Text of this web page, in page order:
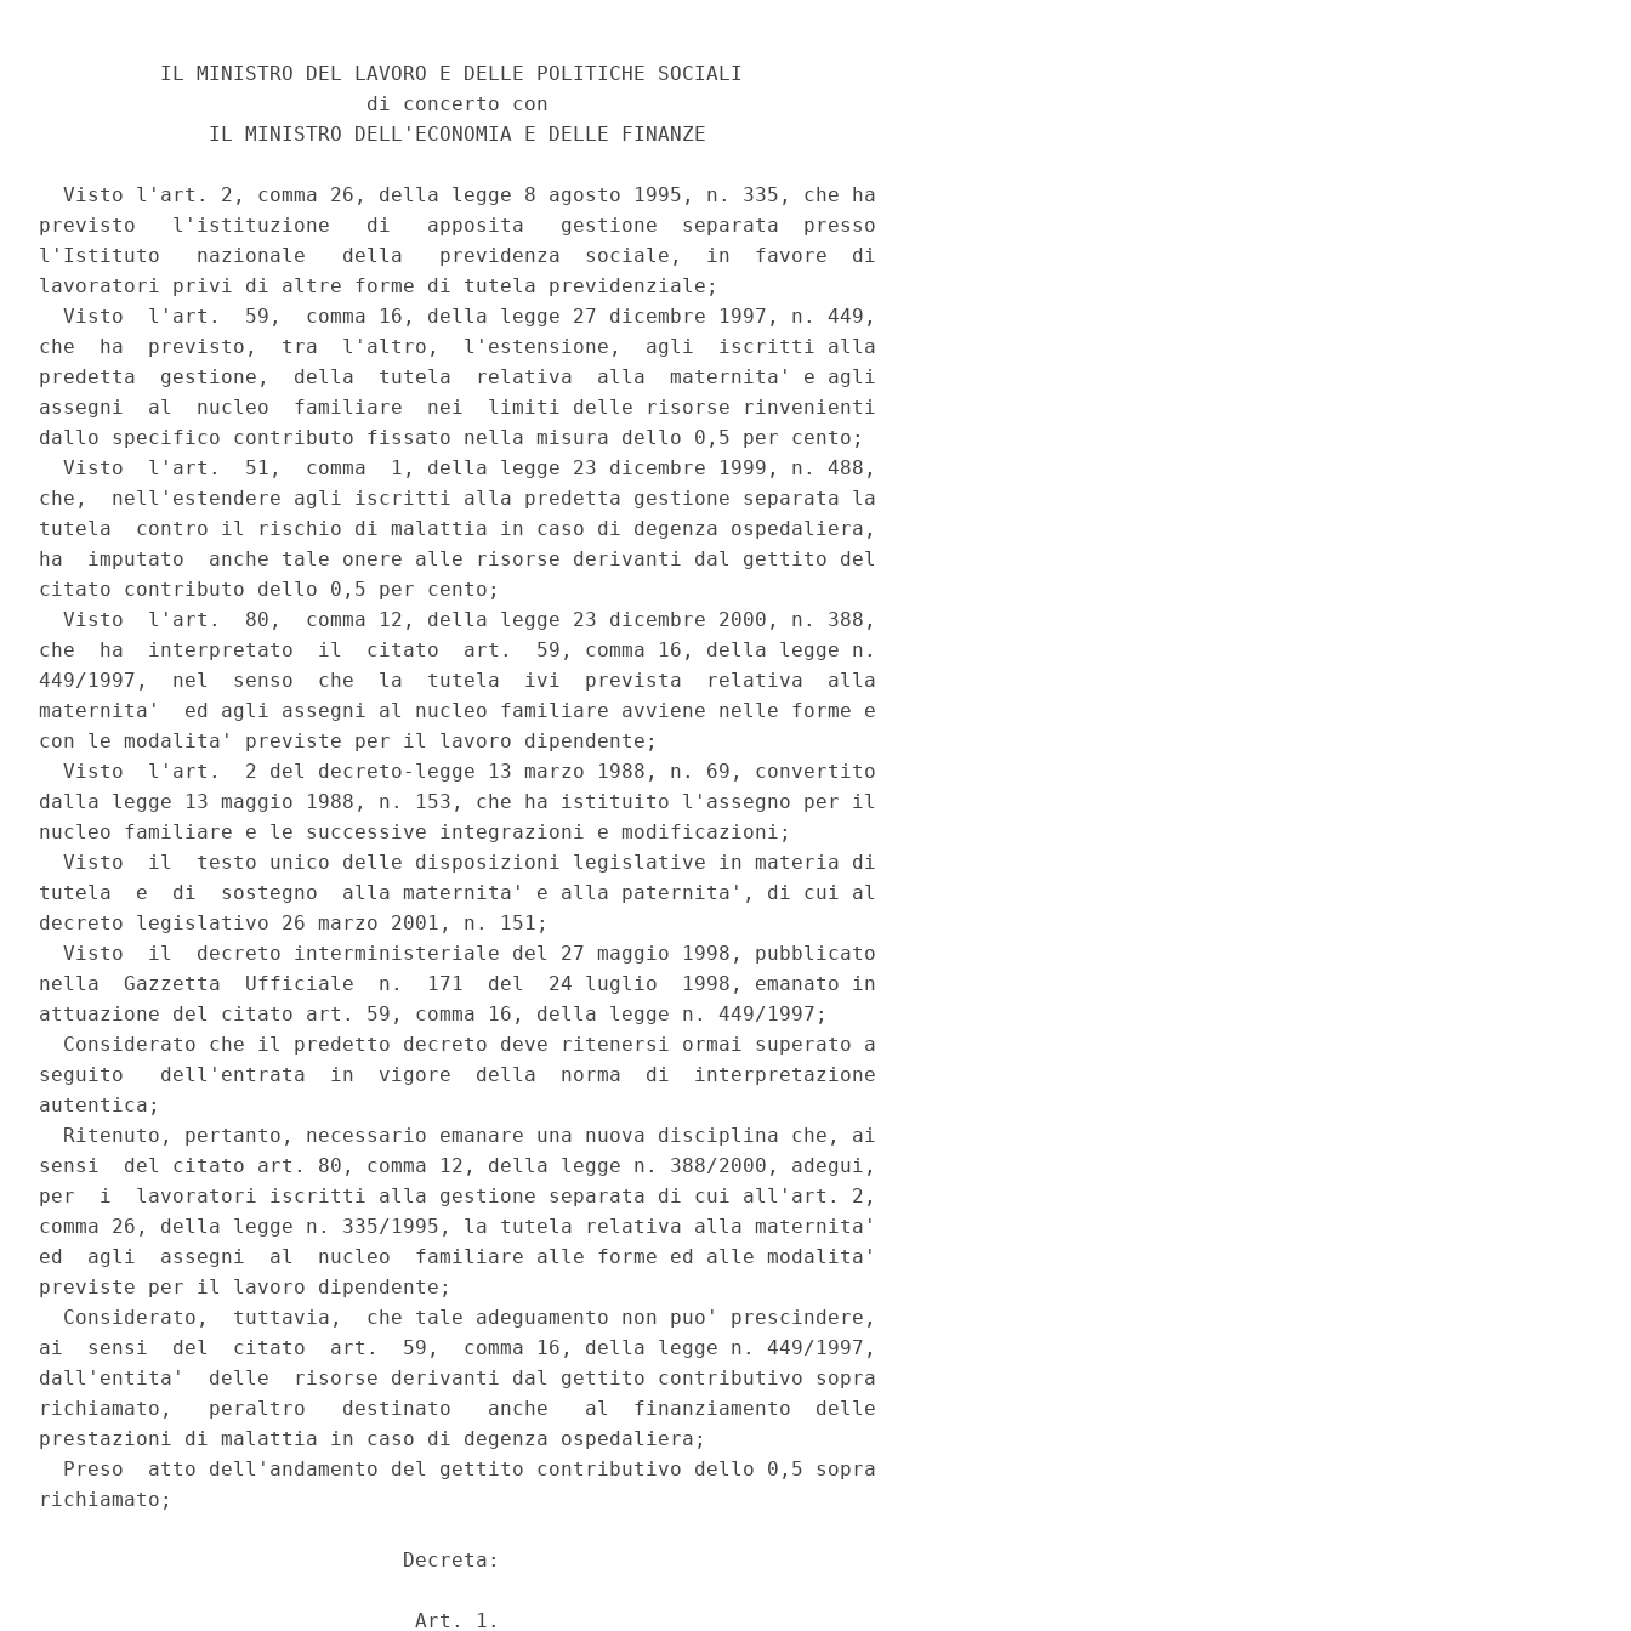
          IL MINISTRO DEL LAVORO E DELLE POLITICHE SOCIALI
                           di concerto con
              IL MINISTRO DELL'ECONOMIA E DELLE FINANZE
  Visto l'art. 2, comma 26, della legge 8 agosto 1995, n. 335, che ha
previsto   l'istituzione   di   apposita   gestione  separata  presso
l'Istituto   nazionale   della   previdenza  sociale,  in  favore  di
lavoratori privi di altre forme di tutela previdenziale;
  Visto  l'art.  59,  comma 16, della legge 27 dicembre 1997, n. 449,
che  ha  previsto,  tra  l'altro,  l'estensione,  agli  iscritti alla
predetta  gestione,  della  tutela  relativa  alla  maternita' e agli
assegni  al  nucleo  familiare  nei  limiti delle risorse rinvenienti
dallo specifico contributo fissato nella misura dello 0,5 per cento;
  Visto  l'art.  51,  comma  1, della legge 23 dicembre 1999, n. 488,
che,  nell'estendere agli iscritti alla predetta gestione separata la
tutela  contro il rischio di malattia in caso di degenza ospedaliera,
ha  imputato  anche tale onere alle risorse derivanti dal gettito del
citato contributo dello 0,5 per cento;
  Visto  l'art.  80,  comma 12, della legge 23 dicembre 2000, n. 388,
che  ha  interpretato  il  citato  art.  59, comma 16, della legge n.
449/1997,  nel  senso  che  la  tutela  ivi  prevista  relativa  alla
maternita'  ed agli assegni al nucleo familiare avviene nelle forme e
con le modalita' previste per il lavoro dipendente;
  Visto  l'art.  2 del decreto-legge 13 marzo 1988, n. 69, convertito
dalla legge 13 maggio 1988, n. 153, che ha istituito l'assegno per il
nucleo familiare e le successive integrazioni e modificazioni;
  Visto  il  testo unico delle disposizioni legislative in materia di
tutela  e  di  sostegno  alla maternita' e alla paternita', di cui al
decreto legislativo 26 marzo 2001, n. 151;
  Visto  il  decreto interministeriale del 27 maggio 1998, pubblicato
nella  Gazzetta  Ufficiale  n.  171  del  24 luglio  1998, emanato in
attuazione del citato art. 59, comma 16, della legge n. 449/1997;
  Considerato che il predetto decreto deve ritenersi ormai superato a
seguito   dell'entrata  in  vigore  della  norma  di  interpretazione
autentica;
  Ritenuto, pertanto, necessario emanare una nuova disciplina che, ai
sensi  del citato art. 80, comma 12, della legge n. 388/2000, adegui,
per  i  lavoratori iscritti alla gestione separata di cui all'art. 2,
comma 26, della legge n. 335/1995, la tutela relativa alla maternita'
ed  agli  assegni  al  nucleo  familiare alle forme ed alle modalita'
previste per il lavoro dipendente;
  Considerato,  tuttavia,  che tale adeguamento non puo' prescindere,
ai  sensi  del  citato  art.  59,  comma 16, della legge n. 449/1997,
dall'entita'  delle  risorse derivanti dal gettito contributivo sopra
richiamato,   peraltro   destinato   anche   al  finanziamento  delle
prestazioni di malattia in caso di degenza ospedaliera;
  Preso  atto dell'andamento del gettito contributivo dello 0,5 sopra
richiamato;
                              Decreta:
                               Art. 1.